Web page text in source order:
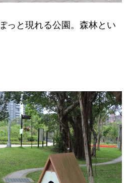
っと現れる公園。森林とい